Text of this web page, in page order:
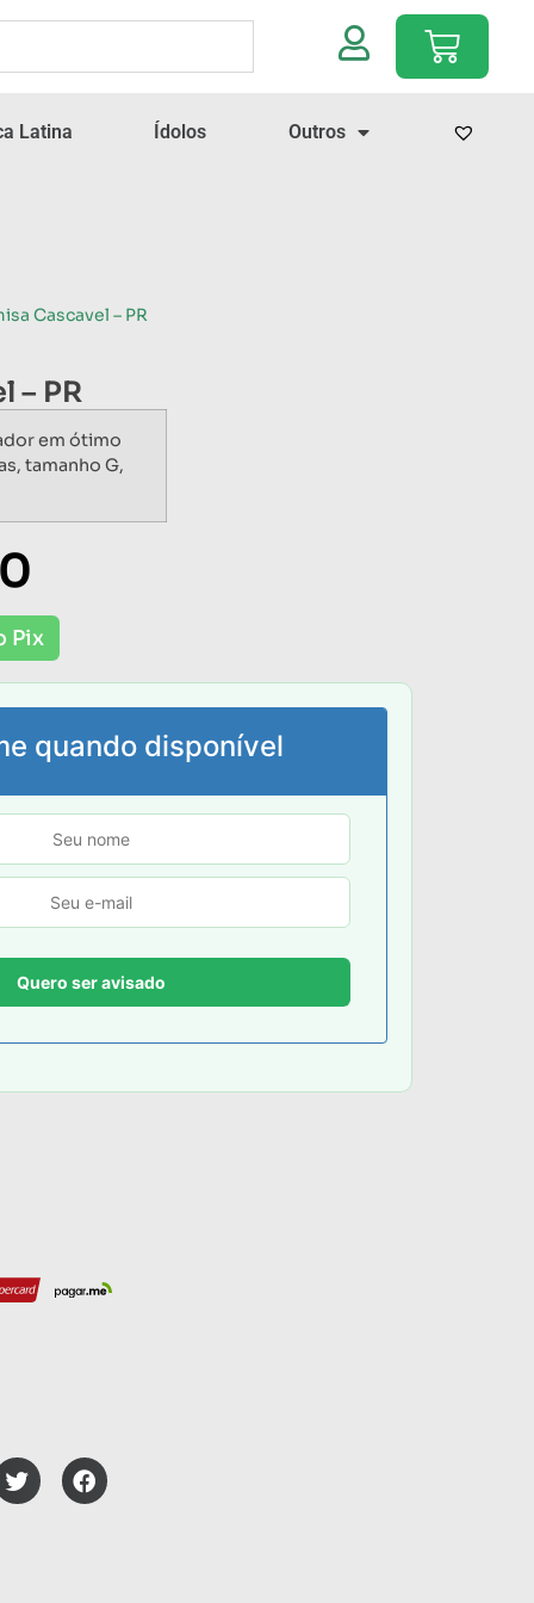
Latina Ídolos Outros
Cascavel – PR
– PR
em ótimo
tamanho G,
Pix
quando disponível